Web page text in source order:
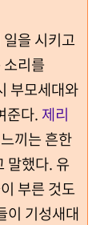
을 시키고
리를
부모세대와
준다. 제리
끼는 흔한
말했다. 유
부른 것도
이 기성새대